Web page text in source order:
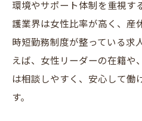
環境やサポート体制を重視す
護業界は女性比率が高く、産
時短勤務制度が整っている求
えば、女性リーダーの在籍や
は相談しやすく、安心して働
す。